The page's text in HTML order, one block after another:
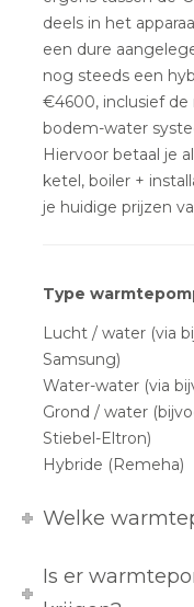
deels in het
een dure
nog steeds een
€4600, inclusief de
bodem-water
Hiervoor betaal je
ketel, boiler +
je huidige prijzen
Type
Lucht / water (via
Samsung)
Water-water (via
Grond / water
Stiebel-Eltron)
Hybride (Remeha)
Welke
Is er